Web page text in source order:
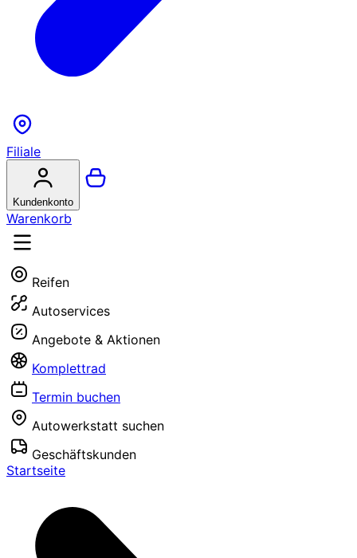
Filiale
Kundenkonto
Warenkorb
Reifen
Autoservices
Angebote & Aktionen
Komplettrad
Termin buchen
Autowerkstatt suchen
Geschäftskunden
Startseite